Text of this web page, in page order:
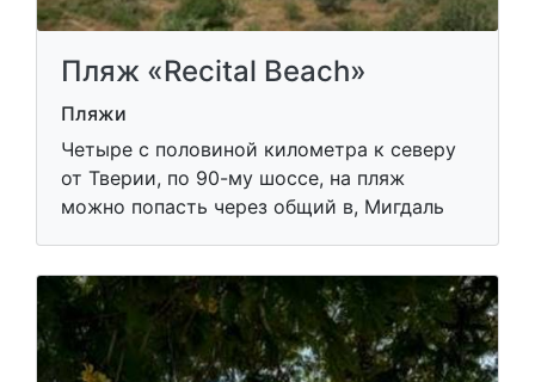
Пляж «Recital Beach»
Пляжи
Четыре с половиной километра к северу
от Тверии, по 90-му шоссе, на пляж
можно попасть через общий в, Мигдаль